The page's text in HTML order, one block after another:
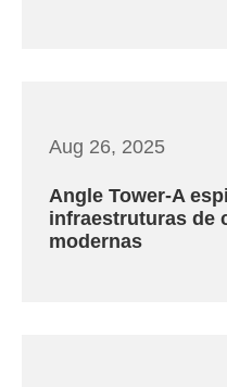
Aug 26, 2025
Angle Tower-A
infraestruturas de
modernas